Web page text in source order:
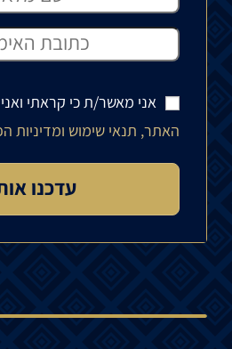
אני מאשר/ת כי קראתי
האתר, תנאי שימוש ומדיניות